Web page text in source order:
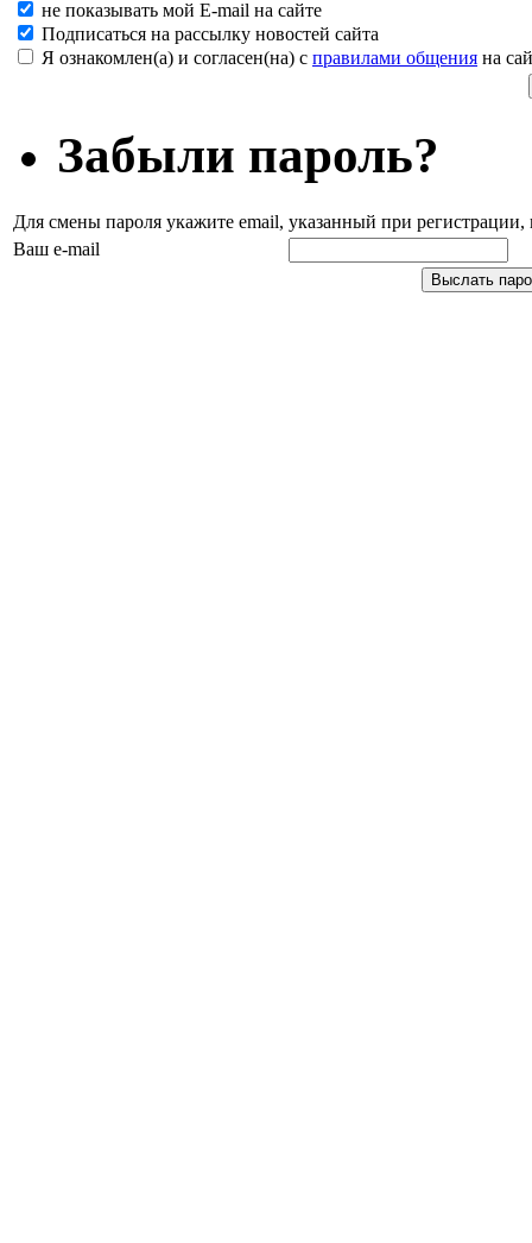
не показывать мой E-mail на сайте
Подписаться на рассылку новостей сайта
Я ознакомлен(а) и согласен(на) с правилами общения на
Забыли пароль?
Для смены пароля укажите email, указанный при
Ваш e-mail